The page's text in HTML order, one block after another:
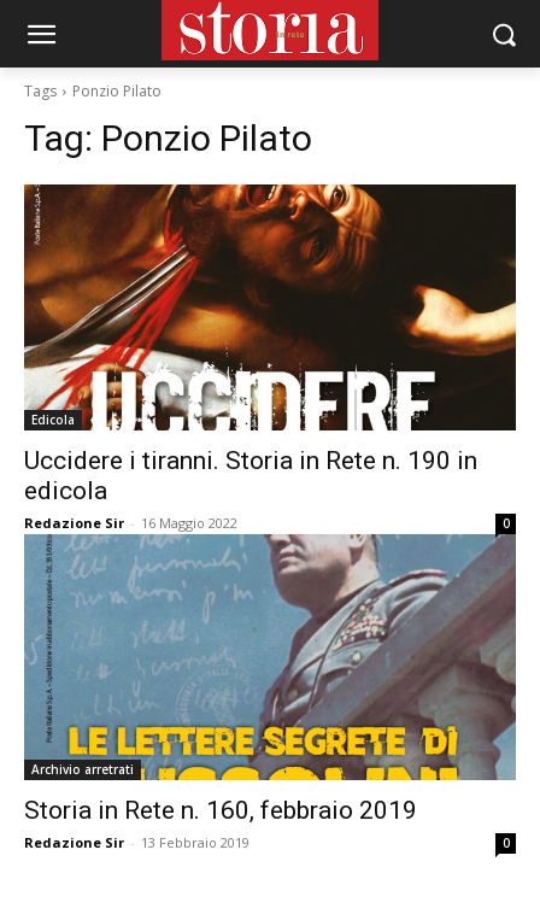
Tags Ponzio Pilato
Tag: Ponzio Pilato
Edicola
Uccidere i tiranni. Storia in Rete n. 190 in
edicola
Redazione Sir - 16 Maggio 2022 0
Archivio arretrati
Storia in Rete n. 160, febbraio 2019
Redazione Sir - 13 Febbraio 2019 0